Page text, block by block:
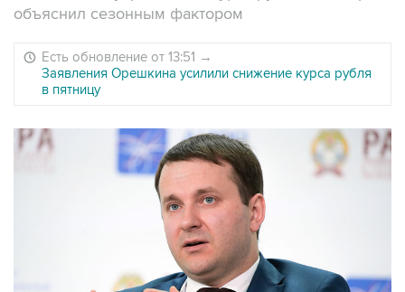
объяснил сезонным фактором
Есть обновление от 13:51 →
Заявления Орешкина усилили снижение курса рубля
в пятницу